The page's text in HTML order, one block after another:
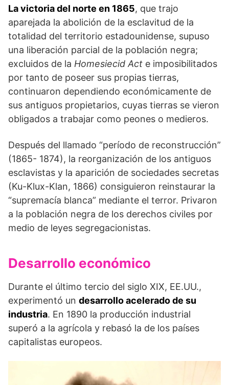
La victoria del norte en 1865, que trajo
aparejada la abolición de la esclavitud de la
totalidad del territorio estadounidense, supuso
una liberación parcial de la población negra;
excluidos de la Homesiecid Act e imposibilitados
por tanto de poseer sus propias tierras,
continuaron dependiendo económicamente de
sus antiguos propietarios, cuyas tierras se vieron
obligados a trabajar como peones o medieros.
Después del llamado “período de reconstrucción”
(1865- 1874), la reorganización de los antiguos
esclavistas y la aparición de sociedades secretas
(Ku-Klux-Klan, 1866) consiguieron reinstaurar la
“supremacía blanca” mediante el terror. Privaron
a la población negra de los derechos civiles por
medio de leyes segregacionistas.
Desarrollo económico
Durante el último tercio del siglo XIX, EE.UU.,
experimentó un desarrollo acelerado de su
industria. En 1890 la producción industrial
superó a la agrícola y rebasó la de los países
capitalistas europeos.